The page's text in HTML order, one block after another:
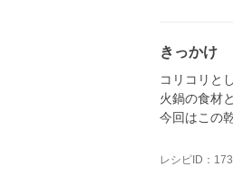
きっかけ
コリコリと
火鍋の食材
今回はこの
レシピID：